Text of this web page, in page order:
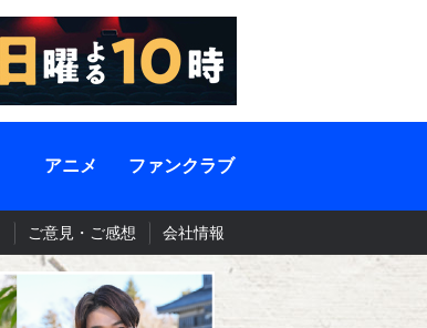
アニメ ファンクラブ
ご意見・ご感想 会社情報